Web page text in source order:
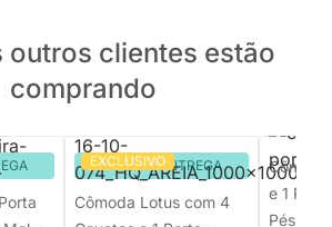
outros clientes estão
comprando
EXCLUSIVO
PRONTA ENTREGA
Cômoda Lotus com 4
e 1
Pés